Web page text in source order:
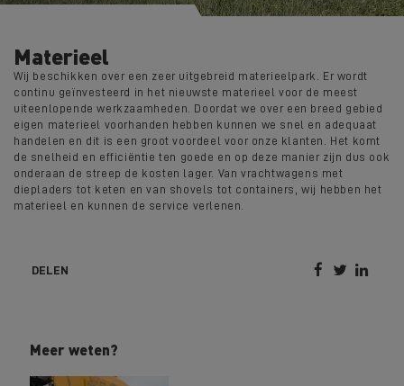
Materieel
Wij beschikken over een zeer uitgebreid materieelpark. Er wordt
continu geïnvesteerd in het nieuwste materieel voor de meest
uiteenlopende werkzaamheden. Doordat we over een breed gebied
eigen materieel voorhanden hebben kunnen we snel en adequaat
handelen en dit is een groot voordeel voor onze klanten. Het komt
de snelheid en efficiëntie ten goede en op deze manier zijn dus ook
onderaan de streep de kosten lager. Van vrachtwagens met
diepladers tot keten en van shovels tot containers, wij hebben het
materieel en kunnen de service verlenen.
DELEN   
Meer weten?